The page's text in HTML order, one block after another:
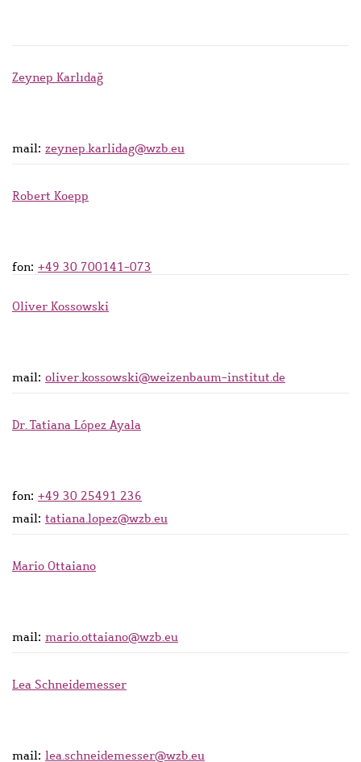
Zeynep Karlıdağ
mail: zeynep.karlidag@wzb.eu
Robert Koepp
fon: +49 30 700141-073
Oliver Kossowski
mail: oliver.kossowski@weizenbaum-institut.de
Dr. Tatiana López Ayala
fon: +49 30 25491 236
mail: tatiana.lopez@wzb.eu
Mario Ottaiano
mail: mario.ottaiano@wzb.eu
Lea Schneidemesser
mail: lea.schneidemesser@wzb.eu